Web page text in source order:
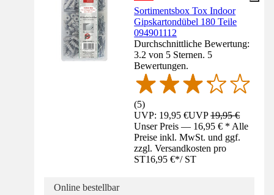
Sortimentsbox Tox Indoor
Gipskartondübel 180 Teile
094901112
Durchschnittliche Bewertung:
3.2 von 5 Sternen. 5
Bewertungen.
(5)
UVP: 19,95 €UVP19,95 €
Unser Preis — 16,95 € * Alle
Preise inkl. MwSt. und ggf.
zzgl. Versandkosten pro
ST16,95 €*/ ST
Online bestellbar